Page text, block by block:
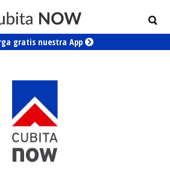
gratis nuestra App